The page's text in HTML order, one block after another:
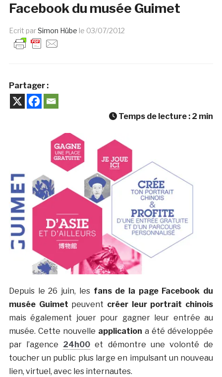
Facebook du musée Guimet
Ecrit parSimon Hübe le 03/07/2012
Partager :
Temps de lecture : 2 min
Depuis le 26 juin, lesfans de la page Facebook du
musée Guimet peuvent créer leur portrait chinois
mais également jouer pour gagner leur entrée au
musée. Cette nouvelle application a été développée
par l’agence 24h00 et démontre une volonté de
toucher un public plus large en impulsant un nouveau
lien, virtuel, avec les internautes.